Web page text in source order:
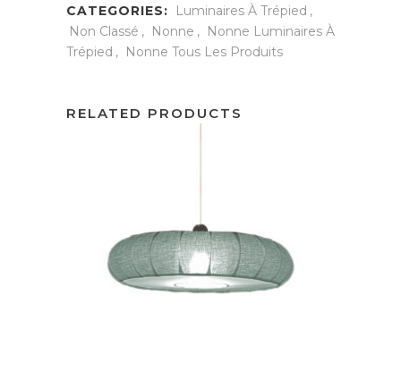
CATEGORIES: Luminaires À Trépied ,
Non Classé , Nonne , Nonne Luminaires À
Trépied , Nonne Tous Les Produits
RELATED PRODUCTS